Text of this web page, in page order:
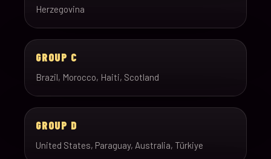
Herzegovina
GROUP C
Brazil, Morocco, Haiti, Scotland
GROUP D
United States, Paraguay, Australia, Türkiye